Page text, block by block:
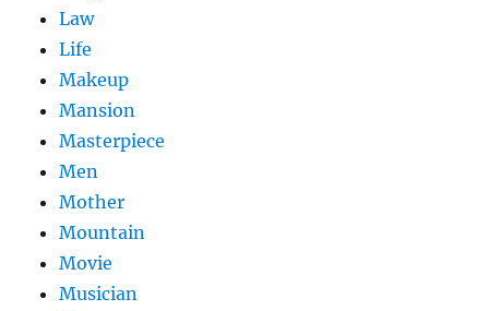
Law
Life
Makeup
Mansion
Masterpiece
Men
Mother
Mountain
Movie
Musician